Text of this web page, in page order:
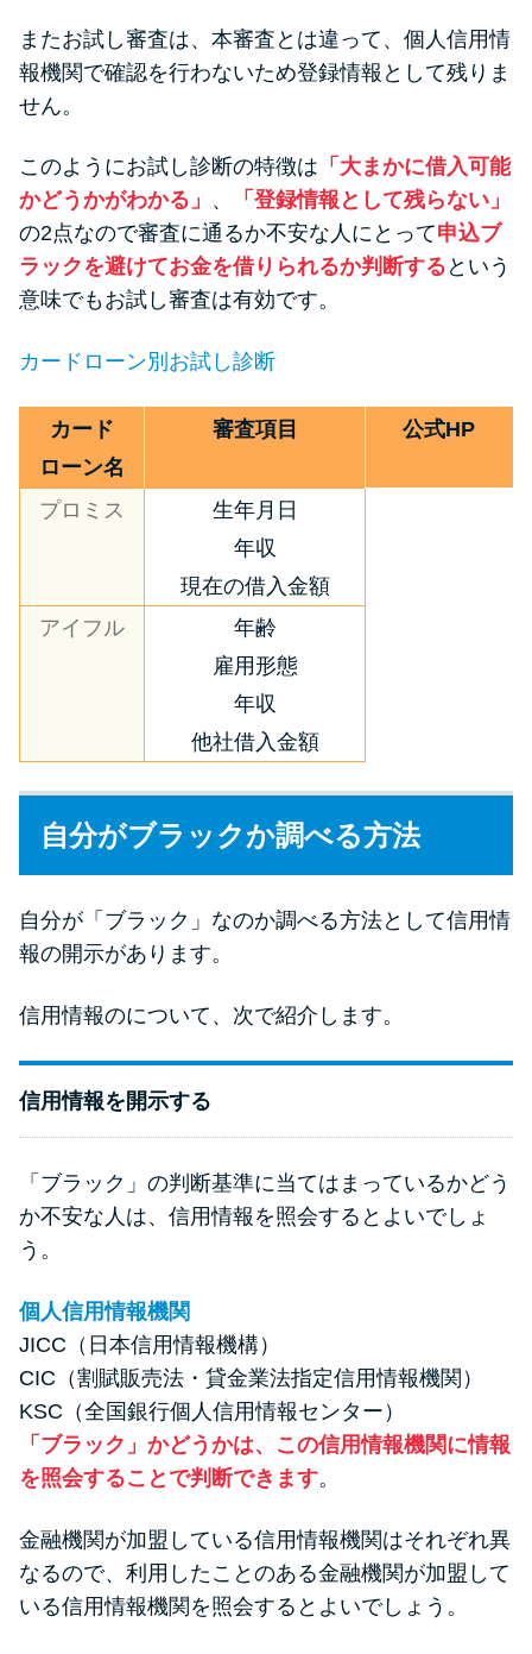
またお試し審査は、本審査とは違って、個人信用情
報機関で確認を行わないため登録情報として残りま
せん。
このようにお試し診断の特徴は 「大まかに借入可能
かどうかがわかる」 、
「登録情報として残らない」
の2点なので審査に通るか不安な人にとって申込ブ
ラックを避けてお金を借りられるか判断する という
意味でもお試し審査は有効です。
カードローン別お試し診断
カード
ローン名
審査項目 公式HP
プロミス
生年月日
年収
現在の借入金額
アイフル
年齢
雇用形態
年収
他社借入金額
自分がブラックか調べる方法
自分が「ブラック」なのか調べる方法として信用情
報の開示があります。
信用情報のについて、次で紹介します。
信用情報を開示する
「ブラック」の判断基準に当てはまっているかどう
か不安な人は、信用情報を照会するとよいでしょ
う。
個人信用情報機関
JICC（日本信用情報機構）
CIC（割賦販売法・貸金業法指定信用情報機関）
KSC（全国銀行個人信用情報センター）
「ブラック」かどうかは、この信用情報機関に情報
を照会することで判断できます。
金融機関が加盟している信用情報機関はそれぞれ異
なるので、利用したことのある金融機関が加盟して
いる信用情報機関を照会するとよいでしょう。